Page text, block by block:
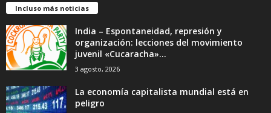
Incluso más noticias
India – Espontaneidad, represión y
organización: lecciones del movimiento
juvenil «Cucaracha»...
3 agosto, 2026
La economía capitalista mundial está en
peligro